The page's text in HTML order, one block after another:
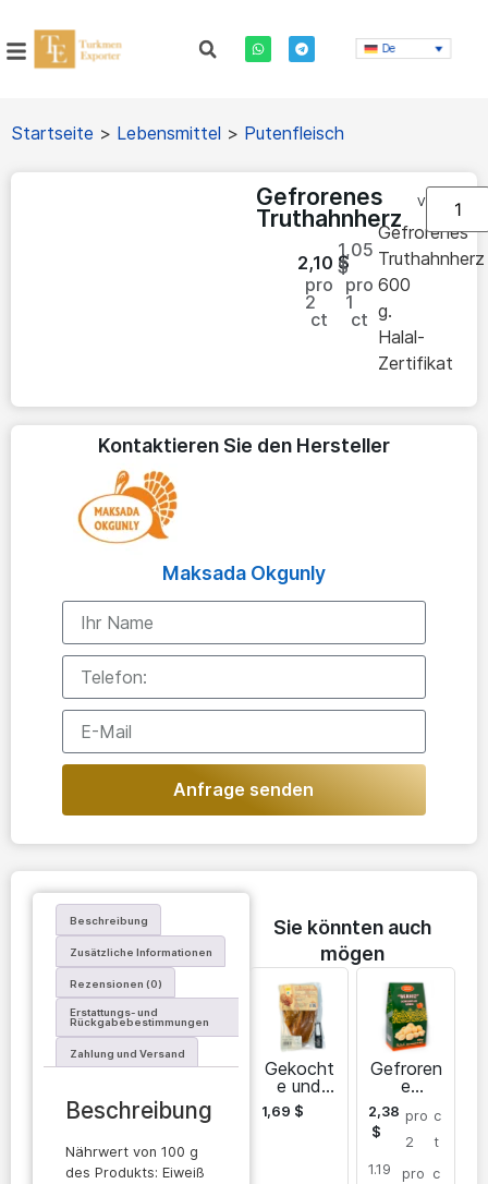
De
Startseite > Lebensmittel > Putenfleisch
Gefrorenes
Truthahnherz
2,10 $
pro
2
ct
1,05
$
pro
1
ct
Gefrorenes
Truthahnherz
600
g.
Halal-
Zertifikat
Vorrätig
Kontaktieren Sie den Hersteller
Maksada Okgunly
Anfrage senden
Beschreibung
Zusätzliche Informationen
Rezensionen (0)
Erstattungs- und
Rückgabebestimmungen
Zahlung und Versand
Beschreibung
Nährwert von 100 g
des Produkts: Eiweiß
Sie könnten auch
mögen
Gekocht
e und
geräuche
rte
1,69 $
Gefroren
e
Putenflei
schknöd
el
2,38
$
pro
2
c
t
1.19
pro c